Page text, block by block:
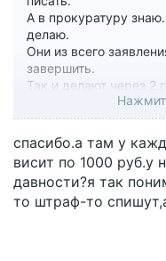
А в прокуратуру
делаю.
Они из всего
завершить.
Так и делают через
спасибо.а там у
висит по 1000 руб.у
давности?я так
то штраф-то